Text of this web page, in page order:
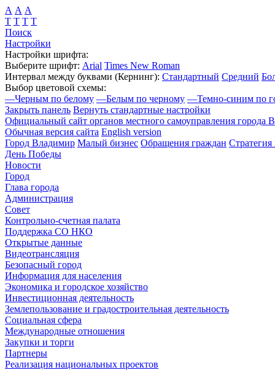
А А А
Т Т Т Т
Поиск
Настройки
Настройки шрифта:
Выберите шрифт: Arial Times New Roman
Интервал между буквами (Кернинг): Стандартный Средний
Выбор цветовой схемы:
—Черным по белому —Белым по черному —Темно-синим по
Закрыть панель Вернуть стандартные настройки
Официальный сайт органов местного самоуправления города
Обычная версия сайта English version
Город Владимир Малый бизнес Обращения граждан Стратегия
День Победы
Новости
Город
Глава города
Администрация
Совет
Контрольно-счетная палата
Поддержка СО НКО
Открытые данные
Видеотрансляция
Безопасный город
Информация для населения
Экономика и городское хозяйство
Инвестиционная деятельность
Землепользование и градостроительная деятельность
Социальная сфера
Международные отношения
Закупки и торги
Партнеры
Реализация национальных проектов